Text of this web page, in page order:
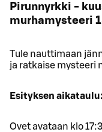
Pirunnyrkki -
murhamysteeri
Tule nauttimaan
ja ratkaise mysteeri
Esityksen aikataulu:
Ovet avataan klo